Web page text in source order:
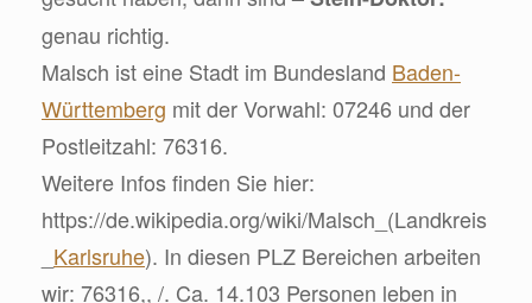
genau richtig.
Malsch ist eine Stadt im Bundesland Baden-
Württemberg mit der Vorwahl: 07246 und der
Postleitzahl: 76316.
Weitere Infos finden Sie hier:
https://de.wikipedia.org/wiki/Malsch_(Landkreis
Karlsruhe). In diesen PLZ Bereichen arbeiten
wir: 76316,, /. Ca. 14.103 Personen leben in